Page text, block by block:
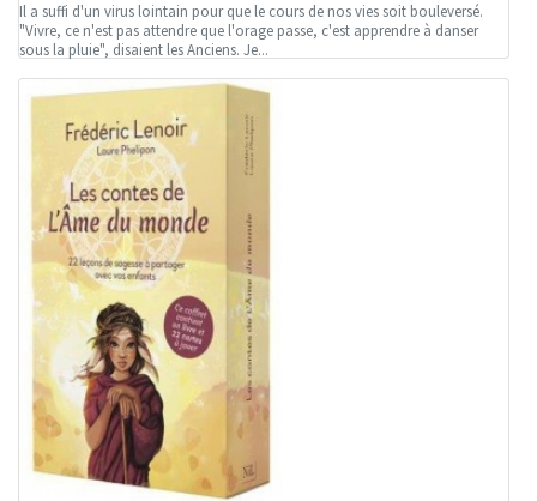
Il a suffi d'un virus lointain pour que le cours de nos vies soit bouleversé.
"Vivre, ce n'est pas attendre que l'orage passe, c'est apprendre à danser
sous la pluie", disaient les Anciens. Je...